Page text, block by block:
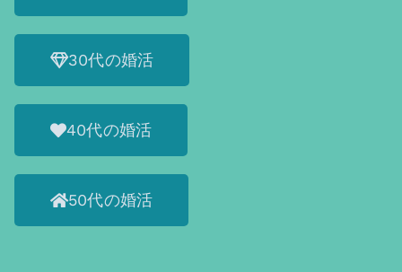
30代の婚活
40代の婚活
50代の婚活